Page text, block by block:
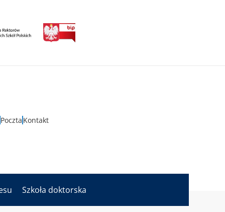
Poczta Kontakt
Szkoła doktorska